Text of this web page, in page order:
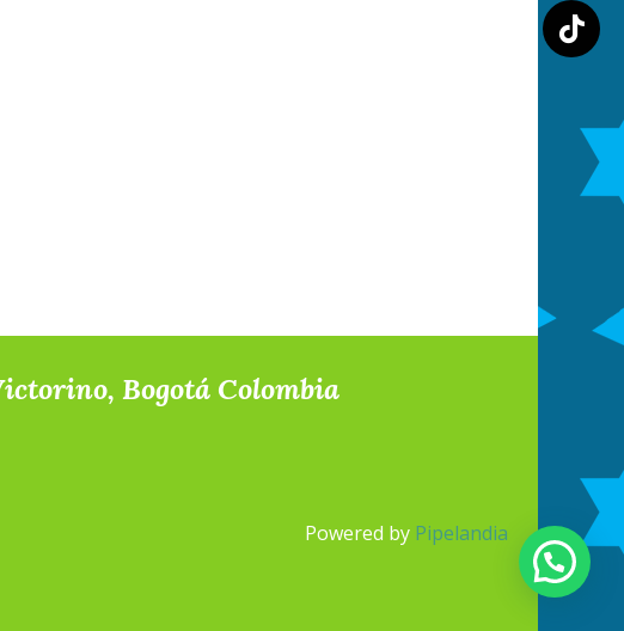
Bogotá Colombia
Powered by Pipelandia